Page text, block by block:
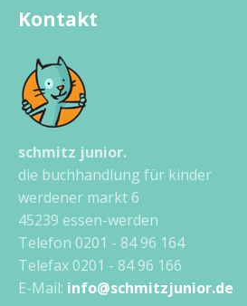
Kontakt
schmitz junior.
die buchhandlung für kinder
werdener markt 6
45239 essen-werden
Telefon 0201 - 84 96 164
Telefax 0201 - 84 96 166
E-Mail: info@schmitzjunior.de